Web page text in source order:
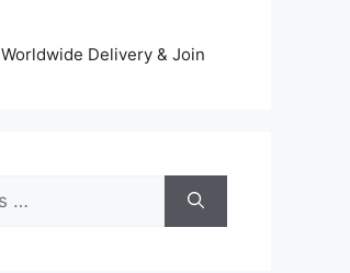
Worldwide Delivery & Join